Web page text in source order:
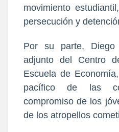
movimiento
persecución y
Por su parte, Diego
adjunto del Centro
Escuela de
pacífico de las
compromiso de los
de los atropellos